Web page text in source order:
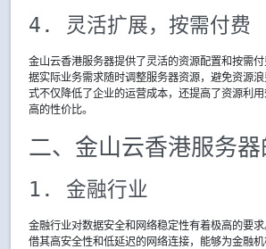
4. 灵活扩展，按需付费
金山云香港服务器提供了灵活的资源配置和按需
据实际业务需求随时调整服务器资源，避免资源
式不仅降低了企业的运营成本，还提高了资源利
高的性价比。
二、金山云香港服务器
1. 金融行业
金融行业对数据安全和网络稳定性有着极高的要
借其高安全性和低延迟的网络连接，能够为金融